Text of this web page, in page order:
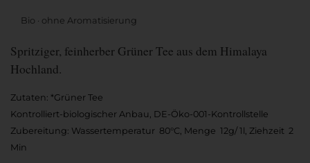
Bio ohne Aromatisierung
Spritziger, feinherber Grüner Tee aus dem Himalaya
Hochland.
Zutaten: *Grüner Tee
Kontrolliert-biologischer Anbau, DE-Öko-001-Kontrollstelle
Zubereitung: Wassertemperatur 80°C, Menge 12g/ 1l, Ziehzeit 2
Min